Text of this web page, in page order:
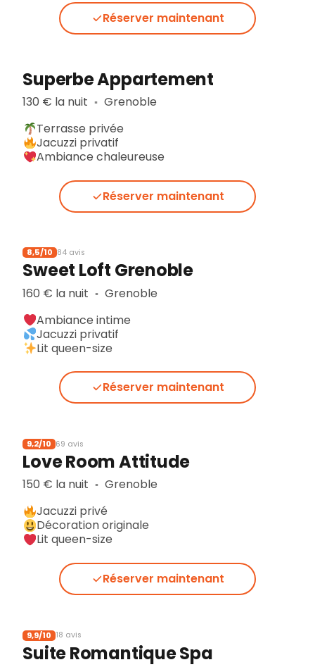
Réserver maintenant
Superbe Appartement
130 € la nuit ▪︎ Grenoble
Terrasse privée
Jacuzzi privatif
Ambiance chaleureuse
Réserver maintenant
8,5/10 84 avis
Sweet Loft Grenoble
160 € la nuit ▪︎ Grenoble
Ambiance intime
Jacuzzi privatif
Lit queen-size
Réserver maintenant
9,2/10 69 avis
Love Room Attitude
150 € la nuit ▪︎ Grenoble
Jacuzzi privé
Décoration originale
Lit queen-size
Réserver maintenant
9,9/10 18 avis
Suite Romantique Spa